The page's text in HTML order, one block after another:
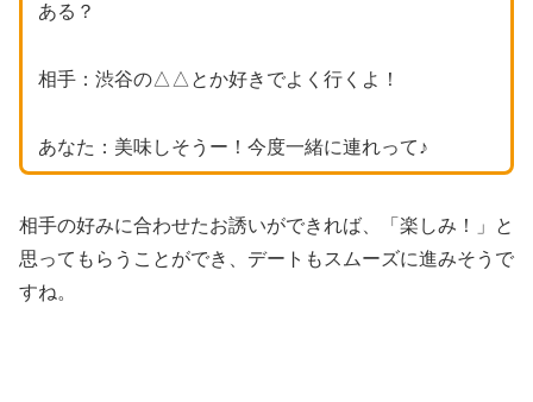
ある？
相手：渋谷の△△とか好きでよく行くよ！
あなた：美味しそうー！今度一緒に連れって♪
相手の好みに合わせたお誘いができれば、「楽しみ！」と
思ってもらうことができ、デートもスムーズに進みそうで
すね。